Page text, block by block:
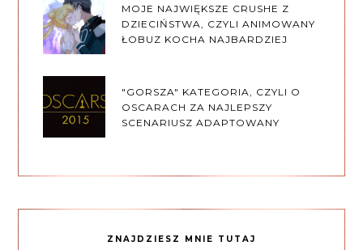
MOJE NAJWIĘKSZE CRUSHE Z
DZIECIŃSTWA, CZYLI ANIMOWANY
ŁOBUZ KOCHA NAJBARDZIEJ
"GORSZA" KATEGORIA, CZYLI O
OSCARACH ZA NAJLEPSZY
SCENARIUSZ ADAPTOWANY
ZNAJDZIESZ MNIE TUTAJ